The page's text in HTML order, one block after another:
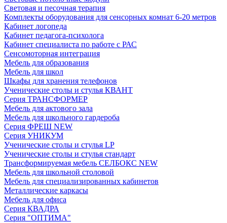
Световая и песочная терапия
Комплекты оборудования для сенсорных комнат 6-20 метров
Кабинет логопеда
Кабинет педагога-психолога
Кабинет специалиста по работе с РАС
Сенсомоторная интеграция
Мебель для образования
Мебель для школ
Шкафы для хранения телефонов
Ученические столы и стулья КВАНТ
Серия ТРАНСФОРМЕР
Мебель для актового зала
Мебель для школьного гардероба
Серия ФРЕШ NEW
Серия УНИКУМ
Ученические столы и стулья LP
Ученические столы и стулья стандарт
Трансформируемая мебель СЕЛБОКС NEW
Мебель для школьной столовой
Мебель для специализированных кабинетов
Металлические каркасы
Мебель для офиса
Серия КВАДРА
Серия "ОПТИМА"